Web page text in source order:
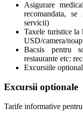
Asigurare
recomandata,
servicii)
Taxele turistice
USD/camera/
Bacsis pentru
restaurante etc:
Excursiile
Excursii optionale
Tarife informative